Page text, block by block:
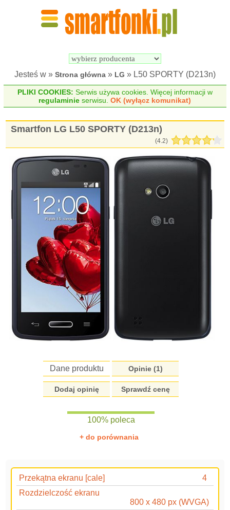
Jesteś w » Strona główna » LG » L50 SPORTY (D213n)
PLIKI COOKIES: Serwis używa cookies. Więcej informacji w
regulaminie serwisu.OK (wyłącz komunikat)
Smartfon LG L50 SPORTY (D213n)
(4.2)
Dane produktu Opinie (1)
Dodaj opinię Sprawdź cenę
100% poleca
+ do porównania
Przekątna ekranu [cale]
4
Rozdzielczość ekranu
800 x 480 px (WVGA)